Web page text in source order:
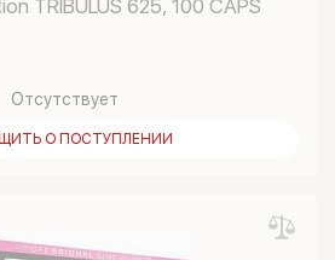
TRIBULUS 625, 100 CAPS
Отсутствует
О ПОСТУПЛЕНИИ